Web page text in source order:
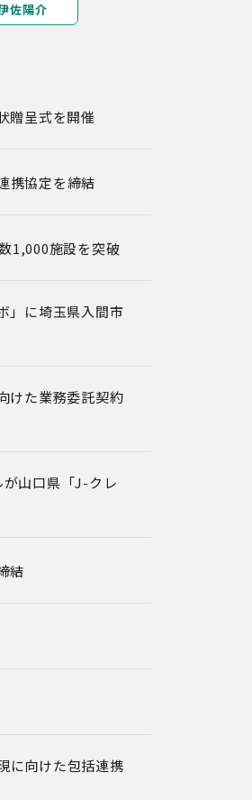
佐陽介
贈呈式を開催
携協定を締結
1,000施設を突破
」に埼玉県入間市
けた業務委託契約
が山口県「J-クレ
結
に向けた包括連携